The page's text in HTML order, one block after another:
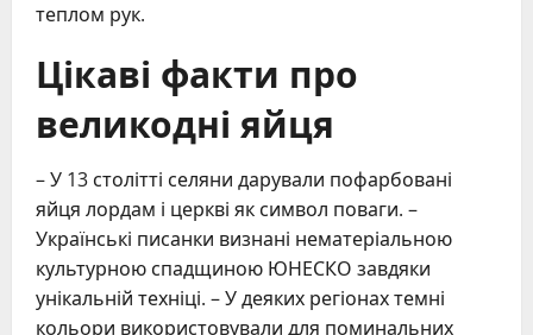
теплом рук.
Цікаві факти про
великодні яйця
– У 13 столітті селяни дарували пофарбовані
яйця лордам і церкві як символ поваги. –
Українські писанки визнані нематеріальною
культурною спадщиною ЮНЕСКО завдяки
унікальній техніці. – У деяких регіонах темні
кольори використовували для поминальних